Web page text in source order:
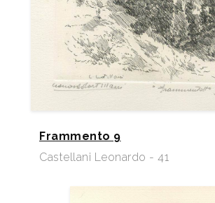
Frammento 9
Castellani Leonardo - 41